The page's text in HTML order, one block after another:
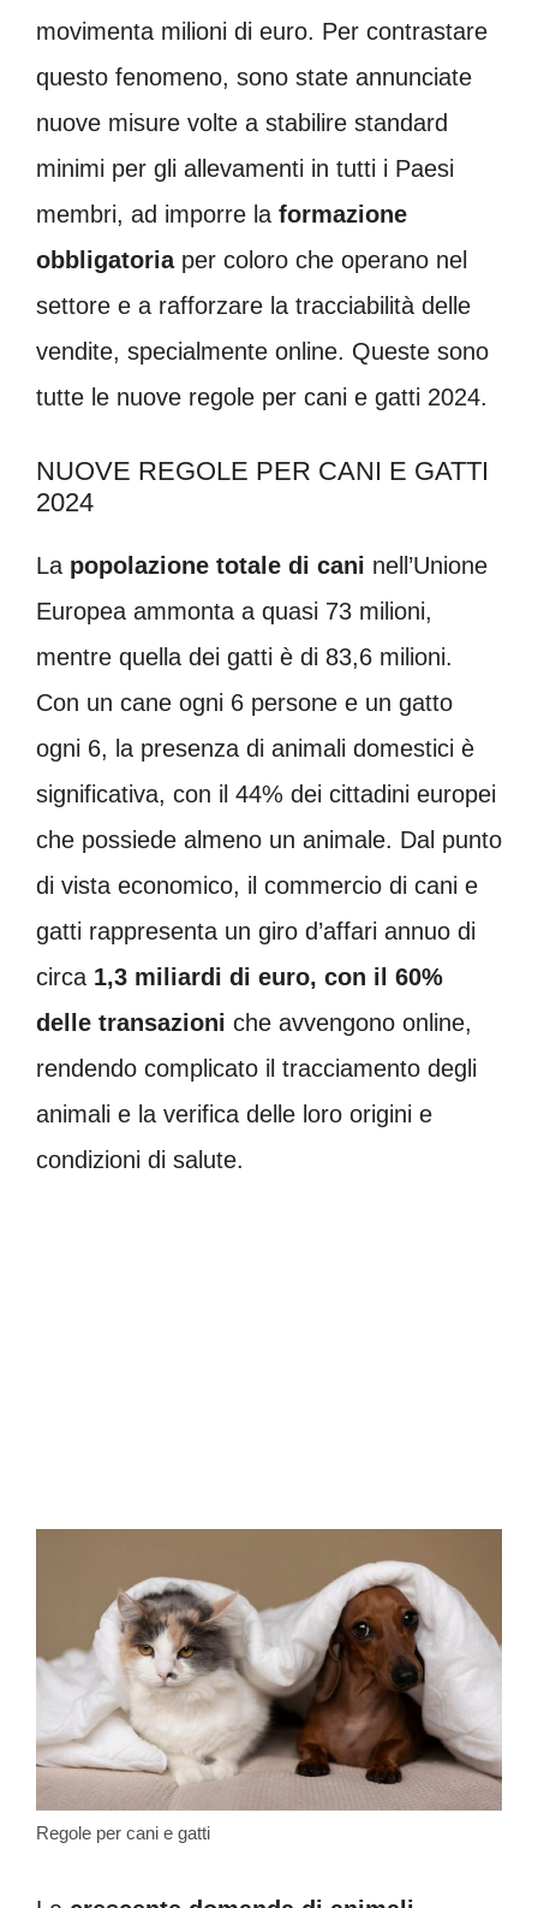
movimenta milioni di euro. Per contrastare
questo fenomeno, sono state annunciate
nuove misure volte a stabilire standard
minimi per gli allevamenti in tutti i Paesi
membri, ad imporre la formazione
obbligatoriaper coloro che operano nel
settore e a rafforzare la tracciabilità delle
vendite, specialmente online. Queste sono
tutte le nuove regole per cani e gatti 2024.
NUOVE REGOLE PER CANI E GATTI
2024
La popolazione totale di cani nell’Unione
Europea ammonta a quasi 73 milioni,
mentre quella dei gatti è di 83,6 milioni.
Con un cane ogni 6 persone e un gatto
ogni 6, la presenza di animali domestici è
significativa, con il 44% dei cittadini europei
che possiede almeno un animale. Dal punto
di vista economico, il commercio di cani e
gatti rappresenta un giro d’affari annuo di
circa 1,3 miliardi di euro, con il 60%
delle transazioni che avvengono online,
rendendo complicato il tracciamento degli
animali e la verifica delle loro origini e
condizioni di salute.
Regole per cani e gatti